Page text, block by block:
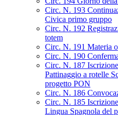
Circ. N. 193
Civica primo gruppo
Circ. N. 192
totem
Circ. N. 191 Materia
Circ. N. 190
Circ. N. 187
Pattinaggio a rotelle
progetto PON
Circ. N. 186
Circ. N. 185
Lingua Spagnola del